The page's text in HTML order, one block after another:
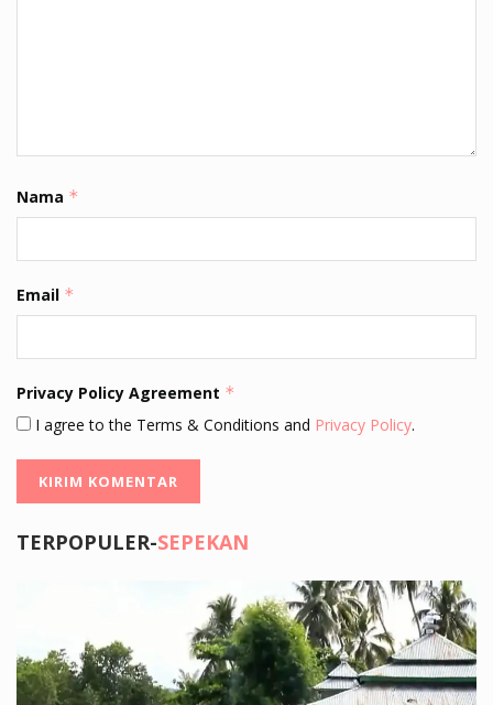
Nama *
Email *
Privacy Policy Agreement *
I agree to the Terms & Conditions and Privacy Policy.
TERPOPULER-SEPEKAN